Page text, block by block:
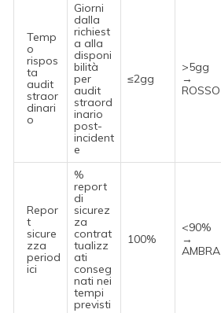
Temp
o
rispos
ta
audit
straor
dinari
o
Giorni
dalla
richiest
a alla
disponi
bilità
per
audit
straord
inario
post-
incident
e
≤2gg
>5gg
→
ROSSO
Repor
t
sicure
zza
period
ici
%
report
di
sicurez
za
contrat
tualizz
ati
conseg
nati nei
tempi
previsti
100%
<90%
→
AMBRA